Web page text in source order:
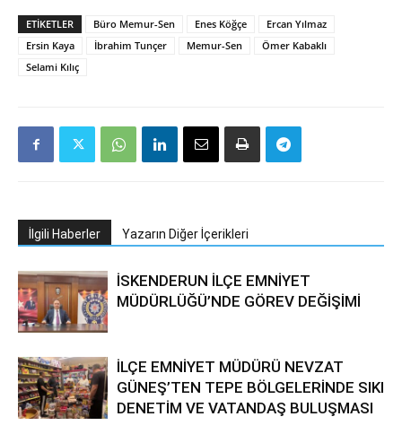
ETIKETLER Büro Memur-Sen Enes Köğçe
Ercan Yılmaz
Ersin Kaya
İbrahim Tunçer Memur-Sen
Ömer Kabaklı
Selami Kılıç
İlgili Haberler Yazarın Diğer İçerikleri
İSKENDERUN İLÇE EMNİYET
MÜDÜRLÜĞÜ’NDE GÖREV DEĞİŞİMİ
İLÇE EMNİYET MÜDÜRÜ NEVZAT
GÜNEŞ’TEN TEPE BÖLGELERİNDE SIKI
DENETİM VE VATANDAŞ BULUŞMASI